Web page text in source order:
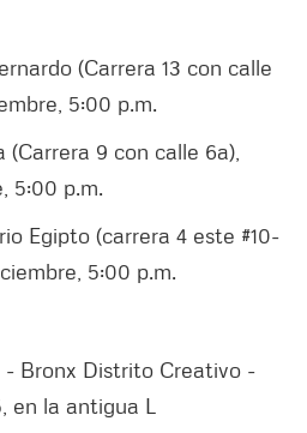
(Carrera 13 con calle
5:00 p.m.
9 con calle 6a),
5:00 p.m.
Egipto (carrera 4 este #10-
5:00 p.m.
- Bronx Distrito Creativo -
en la antigua L